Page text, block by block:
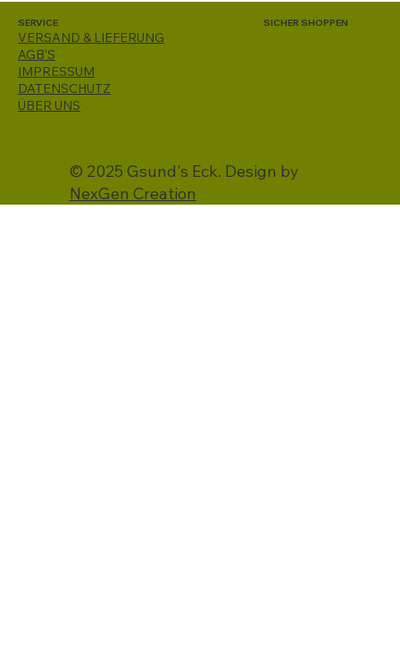
SERVICE
VERSAND & LIEFERUNG
AGB'S
IMPRESSUM
DATENSCHUTZ
ÜBER UNS
© 2025 Gsund's Eck. Design by
NexGen Creation
SICHER SHOPPEN